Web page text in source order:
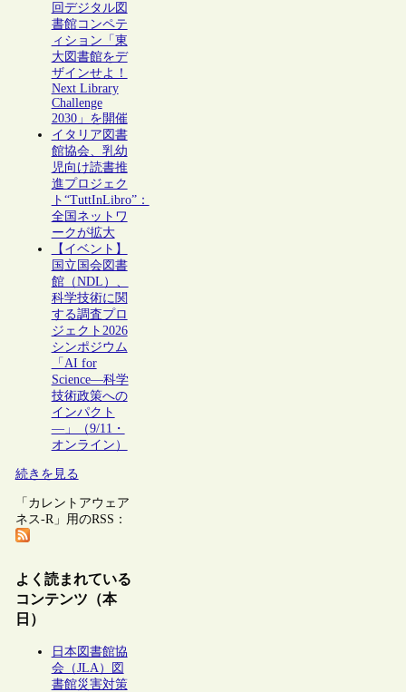
回デジタル図
書館コンペテ
ィション「東
大図書館をデ
ザインせよ！
Next Library
Challenge
2030」を開催
イタリア図書
館協会、乳幼
児向け読書推
進プロジェク
ト“TuttInLibro”：
全国ネットワ
ークが拡大
【イベント】
国立国会図書
館（NDL）、
科学技術に関
する調査プロ
ジェクト2026
シンポジウム
「AI for
Science―科学
技術政策への
インパクト
―」（9/11・
オンライン）
続きを見る
「カレントアウェア
ネス-R」用のRSS：
よく読まれている
コンテンツ（本
日）
日本図書館協
会（JLA）図
書館災害対策